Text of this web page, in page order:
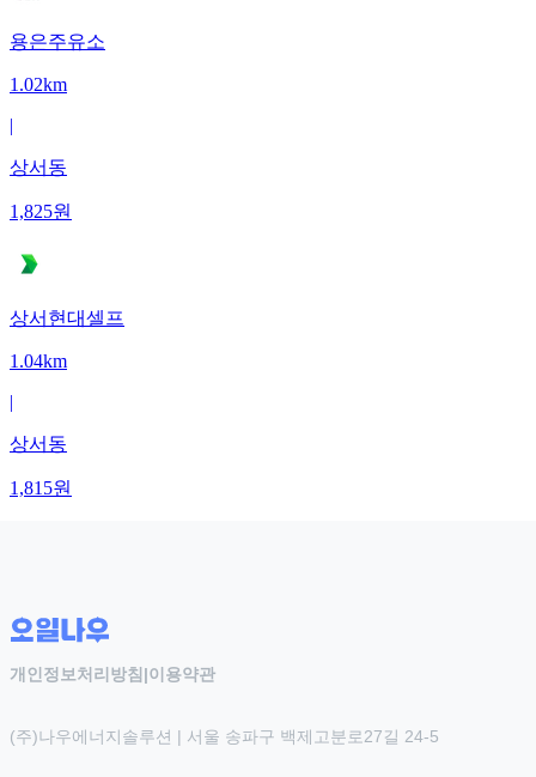
용은주유소
1.02km
|
상서동
1,825원
상서현대셀프
1.04km
|
상서동
1,815원
개인정보처리방침 |이용약관
(주)나우에너지솔루션 | 서울 송파구 백제고분로27길 24-5